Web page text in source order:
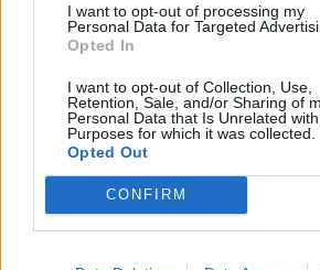
I want to opt-out of processing my
Personal Data for Targeted
Opted In
I want to opt-out of Collection, Use,
Retention, Sale, and/or Sharing of
Personal Data that Is Unrelated
Purposes for which it was collected.
Opted Out
CONFIRM
Tietoa meistä
Tietosuojalauseke
Lähetä uutisvinkki
Mediatiedot
RSS-ohje
Kesä!
Jocka
Lifestyle